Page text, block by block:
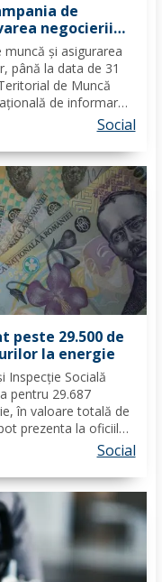
de
negocierii
din
și asigurarea
până la data de 31
de Muncă
de informare
la nivelulSocial
peste 29.500 de
la energie
Inspecție Socială
pentru 29.687
în valoare totală de
prezenta la oficiile
suma la plata
Social